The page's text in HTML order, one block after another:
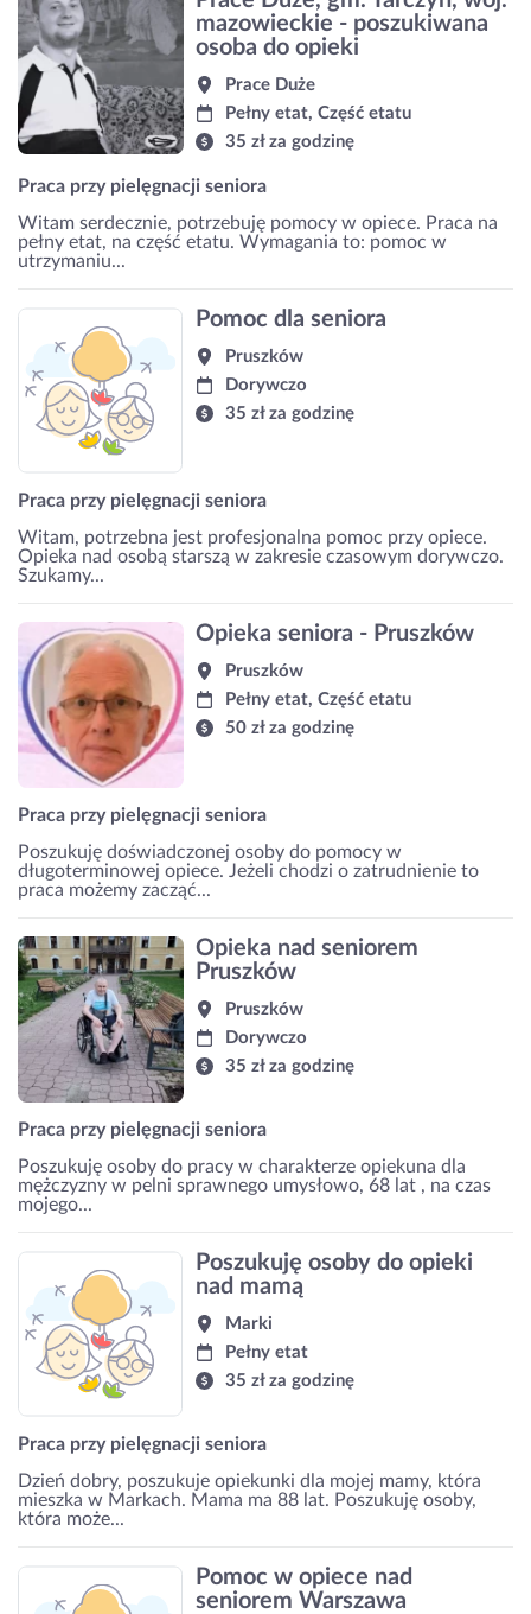
mazowieckie - poszukiwana
osoba do opieki
Prace Duże
Pełny etat, Część etatu
35 zł za godzinę
Praca przy pielęgnacji seniora
Witam serdecznie, potrzebuję pomocy w opiece. Praca na
pełny etat, na część etatu. Wymagania to: pomoc w
utrzymaniu...
Pomoc dla seniora
Pruszków
Dorywczo
35 zł za godzinę
Praca przy pielęgnacji seniora
Witam, potrzebna jest profesjonalna pomoc przy opiece.
Opieka nad osobą starszą w zakresie czasowym dorywczo.
Szukamy...
Opieka seniora - Pruszków
Pruszków
Pełny etat, Część etatu
50 zł za godzinę
Praca przy pielęgnacji seniora
Poszukuję doświadczonej osoby do pomocy w
długoterminowej opiece. Jeżeli chodzi o zatrudnienie to
praca możemy zacząć...
Opieka nad seniorem
Pruszków
Pruszków
Dorywczo
35 zł za godzinę
Praca przy pielęgnacji seniora
Poszukuję osoby do pracy w charakterze opiekuna dla
mężczyzny w pelni sprawnego umysłowo, 68 lat , na czas
mojego...
Poszukuję osoby do opieki
nad mamą
Marki
Pełny etat
35 zł za godzinę
Praca przy pielęgnacji seniora
Dzień dobry, poszukuje opiekunki dla mojej mamy, która
mieszka w Markach. Mama ma 88 lat. Poszukuję osoby,
która może...
Pomoc w opiece nad
seniorem Warszawa